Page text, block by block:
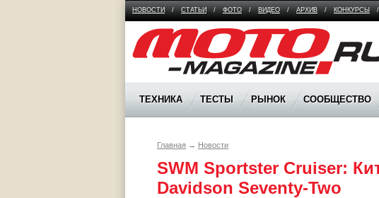
НОВОСТИ / СТАТЬИ / ФОТО / ВИДЕО / АРХИВ / КОНКУРСЫ /
Moto Magazine
ТЕХНИКА ТЕСТЫ РЫНОК СООБЩЕСТВО
Главная → Новости
SWM Sportster Cruiser:
Davidson Seventy-Two